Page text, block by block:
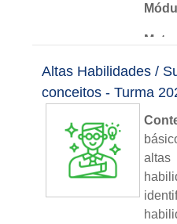
Altas Habilidades /
conceitos - Turma
altas